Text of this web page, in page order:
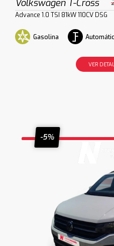
Volkswagen T-Cross
Advance 1.0 TSI 81kW 110CV DSG
Gasolina
VER
-5%